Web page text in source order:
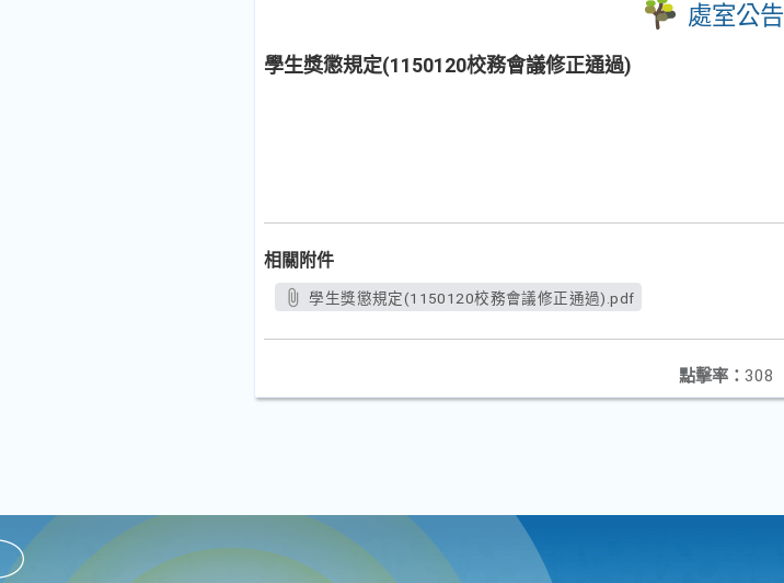
處室公告
學生獎懲規定(1150120校務會議修正通過)
相關附件
學生獎懲規定(1150120校務會議修正通過).pdf
點擊率： 308